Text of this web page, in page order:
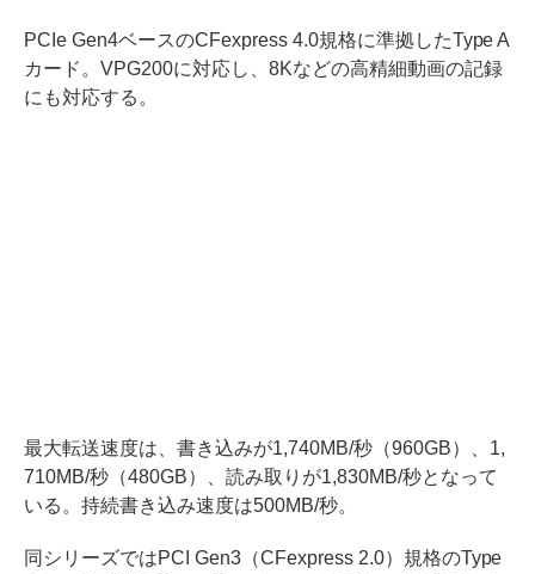
PCIe Gen4ベースのCFexpress 4.0規格に準拠したType A
カード。VPG200に対応し、8Kなどの高精細動画の記録
にも対応する。
最大転送速度は、書き込みが1,740MB/秒（960GB）、1,
710MB/秒（480GB）、読み取りが1,830MB/秒となって
いる。持続書き込み速度は500MB/秒。
同シリーズではPCI Gen3（CFexpress 2.0）規格のType